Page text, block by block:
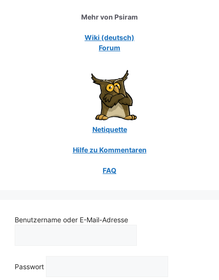
Mehr von Psiram
Wiki (deutsch)
Forum
Netiquette
Hilfe zu Kommentaren
FAQ
Benutzername oder E-Mail-Adresse
Passwort